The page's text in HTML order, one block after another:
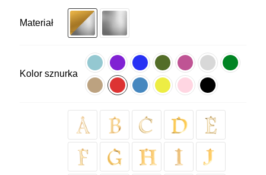
Materiał
Kolor sznurka